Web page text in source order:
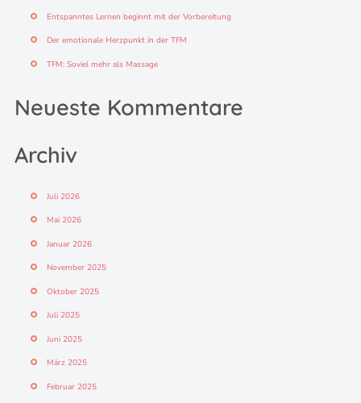
Entspanntes Lernen beginnt mit der Vorbereitung
Der emotionale Herzpunkt in der TFM
TFM: Soviel mehr als Massage
Neueste Kommentare
Archiv
Juli 2026
Mai 2026
Januar 2026
November 2025
Oktober 2025
Juli 2025
Juni 2025
März 2025
Februar 2025